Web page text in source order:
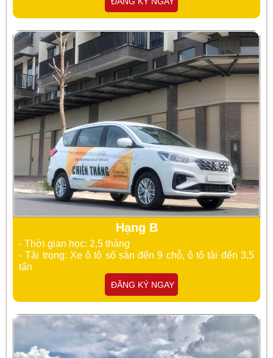
Hạng B
- Thời gian học: 2,5 tháng
- Tải trọng: Xe ô tô số sàn đến 9 chỗ, ô tô tải đến 3,5
tấn
ĐĂNG KÝ NGAY